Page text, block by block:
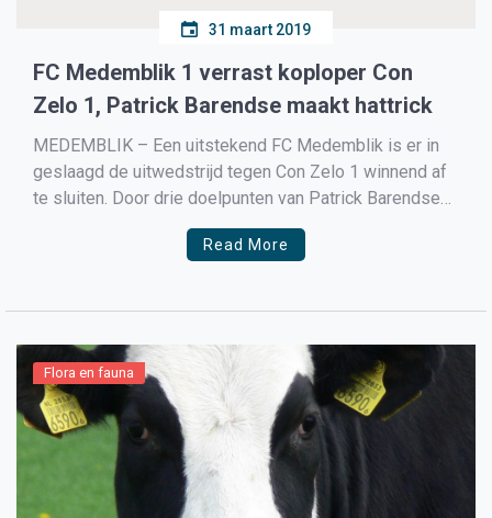
31 maart 2019
FC Medemblik 1 verrast koploper Con
Zelo 1, Patrick Barendse maakt hattrick
MEDEMBLIK – Een uitstekend FC Medemblik is er in
geslaagd de uitwedstrijd tegen Con Zelo 1 winnend af
te sluiten. Door drie doelpunten van Patrick Barendse
stond in Waarland na 90 minuten een 0-3 eindstand op
het scorebord. Zonder vaste krachten Zico Breg
Read More
Flora en fauna